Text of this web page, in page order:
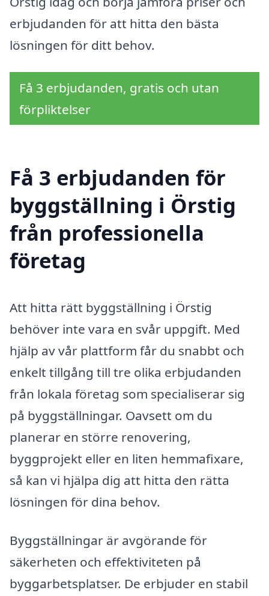
erbjudanden för att hitta den bästa
lösningen för ditt behov.
Få 3 erbjudanden, gratis och utan
förpliktelser
Få 3 erbjudanden för
byggställning i Örstig
från professionella
företag
Att hitta rätt byggställning i Örstig
behöver inte vara en svår uppgift. Med
hjälp av vår plattform får du snabbt och
enkelt tillgång till tre olika erbjudanden
från lokala företag som specialiserar sig
på byggställningar. Oavsett om du
planerar en större renovering,
byggprojekt eller en liten hemmafixare,
så kan vi hjälpa dig att hitta den rätta
lösningen för dina behov.
Byggställningar är avgörande för
säkerheten och effektiviteten på
byggarbetsplatser. De erbjuder en stabil